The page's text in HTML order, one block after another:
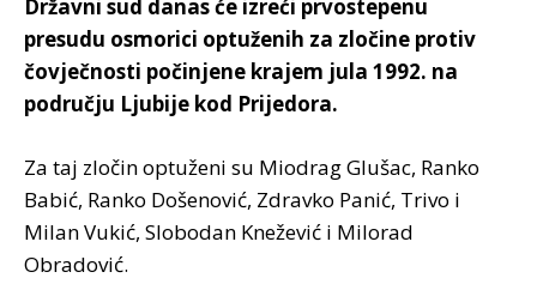
Državni sud danas će izreći prvostepenu
presudu osmorici optuženih za zločine protiv
čovječnosti počinjene krajem jula 1992. na
području Ljubije kod Prijedora.
Za taj zločin optuženi su Miodrag Glušac, Ranko
Babić, Ranko Došenović, Zdravko Panić, Trivo i
Milan Vukić, Slobodan Knežević i Milorad
Obradović.